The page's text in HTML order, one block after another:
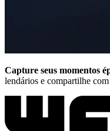
Capture seus momentos
lendários e compartilhe